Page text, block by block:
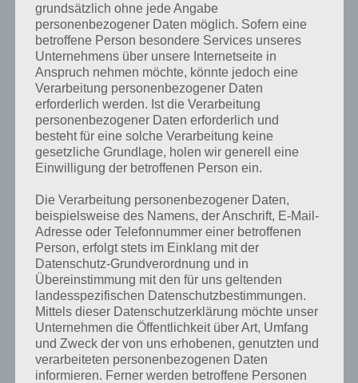
LÖSUNGEN
4 BILDER 1 WORT LÖSUNG:
SCHNELLE SUCHE – ALLE LEVEL,
ALLE LÖSUNGEN
PAUL STELZER-17. FEBRUAR 2015
4 Bilder 1 Wort Lösung mit schneller Suche nach
Buchstaben oder Beschreibung der Bilder - Alle Level -
Alle Lösungen! Entscheide dich entweder über die
Suche mittels…
grundsätzlich ohne jede Angabe
personenbezogener Daten möglich. Sofern eine
betroffene Person besondere Services unseres
Unternehmens über unsere Internetseite in
Anspruch nehmen möchte, könnte jedoch eine
Verarbeitung personenbezogener Daten
erforderlich werden. Ist die Verarbeitung
personenbezogener Daten erforderlich und
besteht für eine solche Verarbeitung keine
gesetzliche Grundlage, holen wir generell eine
Einwilligung der betroffenen Person ein.
Die Verarbeitung personenbezogener Daten,
beispielsweise des Namens, der Anschrift, E-Mail-
Adresse oder Telefonnummer einer betroffenen
Person, erfolgt stets im Einklang mit der
Datenschutz-Grundverordnung und in
Übereinstimmung mit den für uns geltenden
landesspezifischen Datenschutzbestimmungen.
Mittels dieser Datenschutzerklärung möchte unser
Unternehmen die Öffentlichkeit über Art, Umfang
und Zweck der von uns erhobenen, genutzten und
verarbeiteten personenbezogenen Daten
informieren. Ferner werden betroffene Personen